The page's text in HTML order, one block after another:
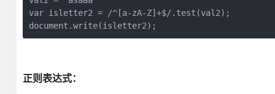
var isletter2 = /^[a-zA-Z]+$/.test(val2);
document.write(isletter2);
正则表达式：